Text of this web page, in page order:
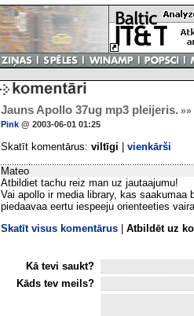
Jauns Apollo 37ug mp3 pleijeris. »»
Pink @ 2003-06-01 01:25
Skatīt komentārus: viltīgi vienkārši
Mateo
Atbildiet tachu reiz man uz jautaajumu!
Vai apollo ir media library, kas saakumaa
piedaavaa eertu iespeeju orienteeties
Skatīt visus komentārus
Atbildēt uz
Kā tevi saukt?
Kāds tev meils?